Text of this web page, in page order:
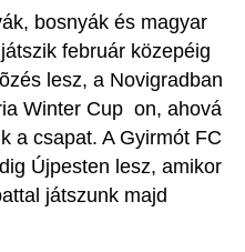
bosnyák és magyar
február közepéig
lesz, a Novigradban
Winter Cup  on, ahová
a csapat. A Gyirmót FC
Újpesten lesz, amikor
játszunk majd